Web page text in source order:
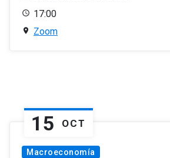
17:00
Zoom
15 OCT
Macroeconomía